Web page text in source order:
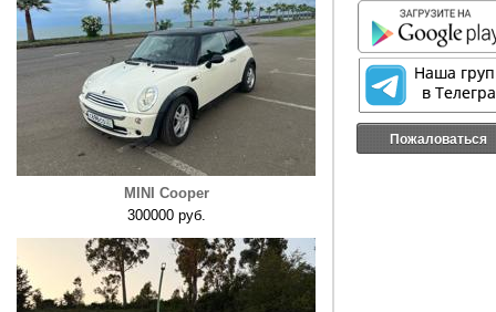
MINI Cooper
300000 руб.
Пожаловаться